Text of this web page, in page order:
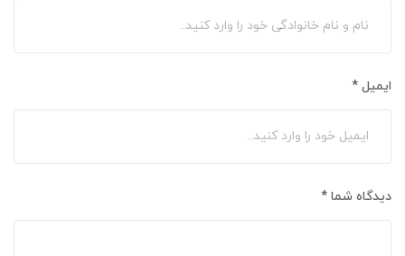
ایمیل *
دیدگاه شما *